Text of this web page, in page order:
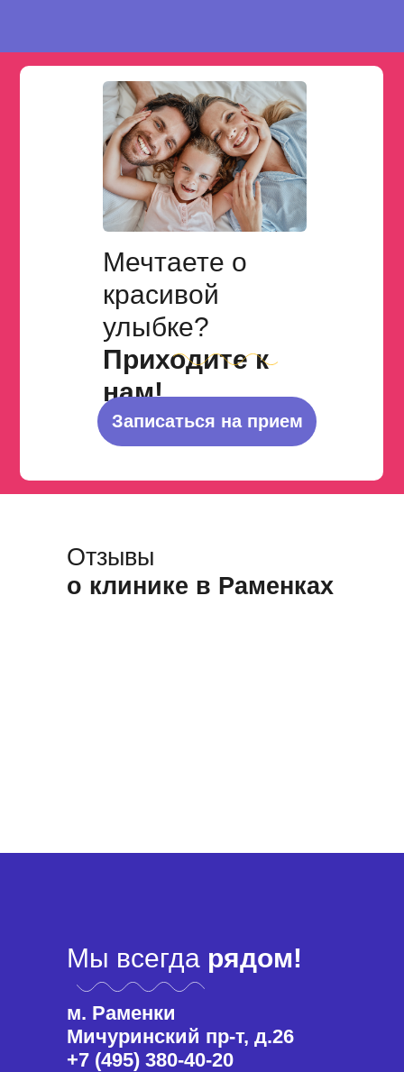
Мечтаете о
красивой
улыбке?
Приходите к
нам!
Записаться на прием
Отзывы
о клинике в Раменках
Мы всегда рядом!
м. Раменки
Мичуринский пр-т, д.26
+7 (495) 380-40-20